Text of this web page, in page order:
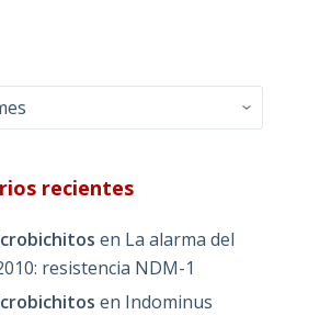
recientes
en La alarma del
resistencia NDM-1
en Indominus